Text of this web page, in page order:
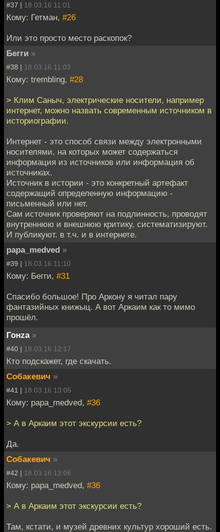
#37 | 18.03.16 11:01
Кому: Гетман, #26
Или это просто место раскопок?
Бегги »
#38 | 18.03.16 11:03
Кому: trembling, #28
> Клим Саныч, электрические носители, например
интернет, можно назвать современным источником в
историографии.
Интернет - это способ связи между электронными
носителями, на которых может содержаться
информация из источников или информация об
источниках.
Источник в истории - это конкретный артефакт
содержащий определенную информацию -
письменный или нет.
Сам источник проверяют на подлинность, проводят
внутреннюю и внешнюю критику, систематизируют.
И публикуют. в т.ч. и в интернете.
papa_medved »
#39 | 18.03.16 11:10
Кому: Бегги, #31
Спасибо большое! Про Аркону я читал пару
фантазийных книжыц. А вот Аркаим как то мимо
прошёл.
Гонzа »
#40 | 18.03.16 12:17
Кто подскажет, где скачать.
Собакевич »
#41 | 18.03.16 13:05
Кому: papa_medved, #36
> А в Аркаим этот экскурсии есть?
Да.
Собакевич »
#42 | 18.03.16 13:06
Кому: papa_medved, #36
> А в Аркаим этот экскурсии есть?
Там, кстати, и музей древних культур хороший есть.